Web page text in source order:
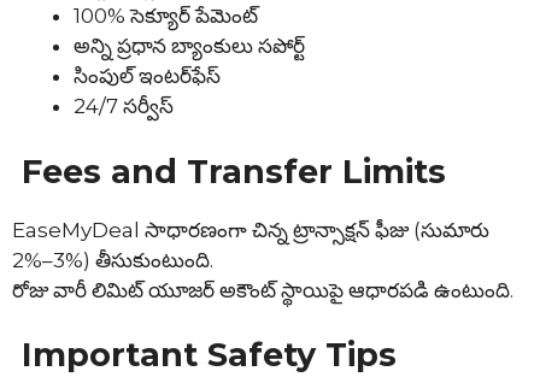
100% సెక్యూర్ పేమెంట్
అన్ని ప్రధాన బ్యాంకులు సపోర్ట్
సింపుల్ ఇంటర్‌ఫేస్
24/7 సర్వీస్
Fees and Transfer Limits
EaseMyDeal సాధారణంగా చిన్న ట్రాన్సాక్షన్ ఫీజు (సుమారు
2%–3%) తీసుకుంటుంది.
రోజు వారీ లిమిట్ యూజర్ అకౌంట్ స్థాయిపై ఆధారపడి ఉంటుంది.
Important Safety Tips